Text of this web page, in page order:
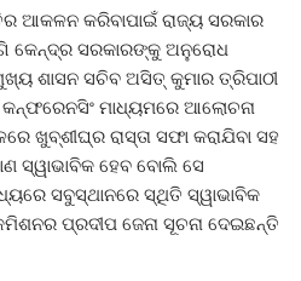
କରିବାପାଇଁ ରାଜ୍ୟ ସରକାର
କେନ୍ଦ୍ର ସରକାରଙ୍କୁ ଅନୁରୋଧ
ଶାସନ ସଚିବ ଅସିତ୍‍ କୁମାର ତ୍ରିପାଠୀ
ମାଧ୍ୟମରେ ଆଲୋଚନା
ଖୁବ୍‍ଶୀଘ୍ର ରାସ୍ତା ସଫା କରାଯିବା ସହ
ସ୍ୱାଭାବିକ ହେବ ବୋଲି ସେ
ସବୁସ୍ଥାନରେ ସ୍ଥିତି ସ୍ୱାଭାବିକ
ପ୍ରଦୀପ ଜେନା ସୂଚନା ଦେଇଛନ୍ତି